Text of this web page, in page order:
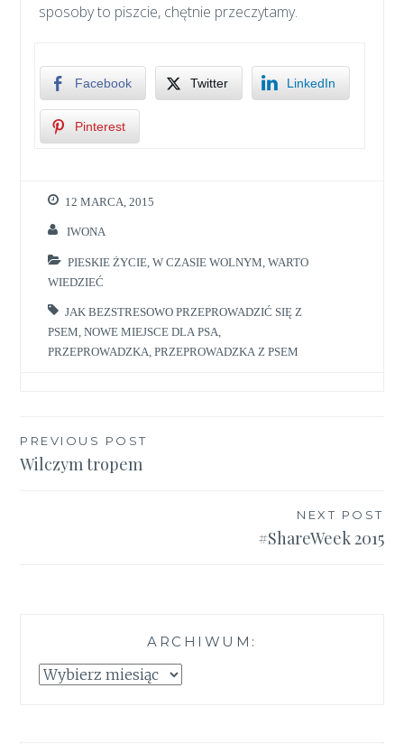
sposoby to piszcie, chętnie przeczytamy.
Facebook Twitter LinkedIn
Pinterest
12 MARCA, 2015
IWONA
PIESKIE ŻYCIE ,W CZASIE WOLNYM ,WARTO
WIEDZIEĆ
JAK BEZSTRESOWO PRZEPROWADZIĆ SIĘ Z
PSEM ,NOWE MIEJSCE DLA PSA
PRZEPROWADZKA ,PRZEPROWADZKA Z PSEM
Nawigacja
wpisu
PREVIOUS POST
Wilczym tropem
NEXT POST
#ShareWeek 2015
ARCHIWUM:
Archiwum: